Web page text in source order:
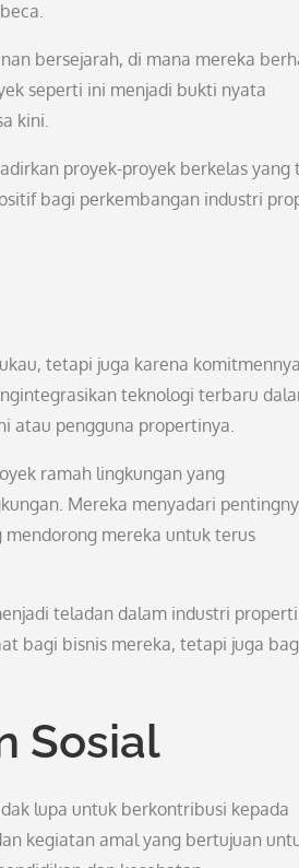
bersejarah, di mana mereka
seperti ini menjadi bukti nyata
kini.
proyek-proyek berkelas yang
bagi perkembangan industri
tetapi juga karena komitmennya
teknologi terbaru
atau pengguna propertinya.
ramah lingkungan yang
Mereka menyadari
mereka untuk terus
teladan dalam industri properti
bagi bisnis mereka, tetapi juga
Sosial
lupa untuk berkontribusi kepada
kegiatan amal yang bertujuan